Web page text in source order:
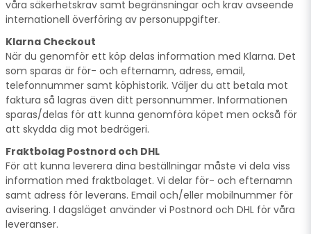
våra säkerhetskrav samt begränsningar och krav avseende
internationell överföring av personuppgifter.
Klarna Checkout
När du genomför ett köp delas information med Klarna. Det
som sparas är för- och efternamn, adress, email,
telefonnummer samt köphistorik. Väljer du att betala mot
faktura så lagras även ditt personnummer. Informationen
sparas/delas för att kunna genomföra köpet men också för
att skydda dig mot bedrägeri.
Fraktbolag Postnord och DHL
För att kunna leverera dina beställningar måste vi dela viss
information med fraktbolaget. Vi delar för- och efternamn
samt adress för leverans. Email och/eller mobilnummer för
avisering. I dagsläget använder vi Postnord och DHL för våra
leveranser.